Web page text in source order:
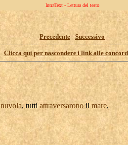
IntraText - Lettura del testo
Precedente-Successivo
Clicca qui per nascondere i link alle
nuvola, tutti attraversaronoilmare,